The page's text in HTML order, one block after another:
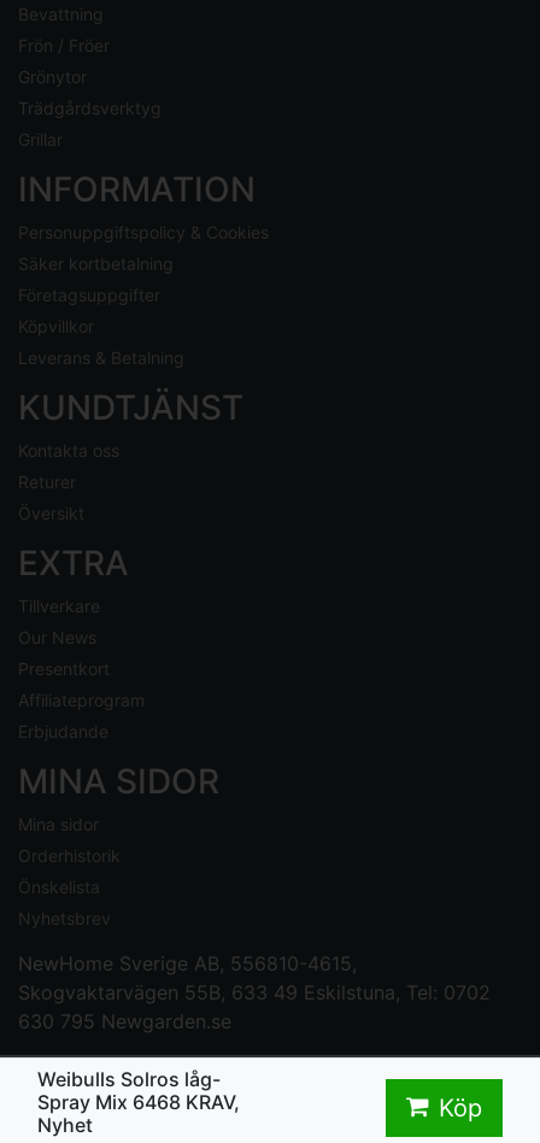
Weibulls Solros låg-
Spray Mix 6468 KRAV,
Nyhet
Köp
Bevattning
Frön / Fröer
Grönytor
Trädgårdsverktyg
Grillar
INFORMATION
Personuppgiftspolicy & Cookies
Säker kortbetalning
Företagsuppgifter
Köpvillkor
Leverans & Betalning
KUNDTJÄNST
Kontakta oss
Returer
Översikt
EXTRA
Tillverkare
Our News
Presentkort
Affiliateprogram
Erbjudande
MINA SIDOR
Mina sidor
Orderhistorik
Önskelista
Nyhetsbrev
NewHome Sverige AB , 556810-4615,
Skogvaktarvägen 55B, 633 49 Eskilstuna, Tel: 0702
630 795 Newgarden.se